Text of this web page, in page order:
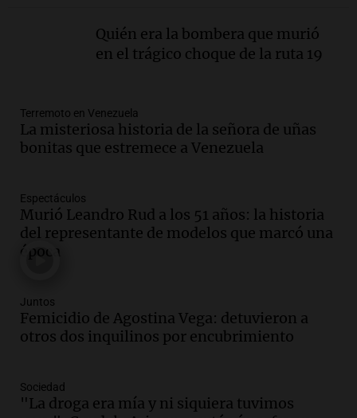
Audio.Fieles movilizados por San
Episodios
Audio.Se registra inusual nevada en
Zapala, Neuquén, con más de mil
Panorama Federal
Episodios
Audio.Controversia en el peronismo
mendocino por ausencia de senadora
Episodios
Audio.Mateo Bouniba, joven de Villa
Panorama Federal
Episodios
Quién era la bombera que murió
en el trágico choque de la ruta 19
Terremoto en Venezuela
La misteriosa historia de la señora de uñas
bonitas que estremece a Venezuela
Espectáculos
Murió Leandro Rud a los 51 años: la historia
del representante de modelos que marcó una
época
Juntos
Femicidio de Agostina Vega: detuvieron a
otros dos inquilinos por encubrimiento
Sociedad
"La droga era mía y ni siquiera tuvimos